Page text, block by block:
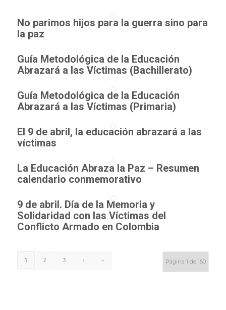
No parimos hijos para la guerra sino para
la paz
Guía Metodológica de la Educación
Abrazará a las Víctimas (Bachillerato)
Guía Metodológica de la Educación
Abrazará a las Víctimas (Primaria)
El 9 de abril, la educación abrazará a las
víctimas
La Educación Abraza la Paz – Resumen
calendario conmemorativo
9 de abril. Día de la Memoria y
Solidaridad con las Víctimas del
Conflicto Armado en Colombia
Página 1 de 150
1 2 3 › »